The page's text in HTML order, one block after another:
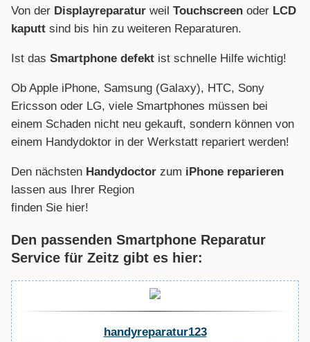
Von der Displayreparatur weil Touchscreen oder LCD
kaputt sind bis hin zu weiteren Reparaturen.
Ist das Smartphone defekt ist schnelle Hilfe wichtig!
Ob Apple iPhone, Samsung (Galaxy), HTC, Sony
Ericsson oder LG, viele Smartphones müssen bei
einem Schaden nicht neu gekauft, sondern können von
einem Handydoktor in der Werkstatt repariert werden!
Den nächsten Handydoctor zum iPhone reparieren
lassen aus Ihrer Region
finden Sie hier!
Den passenden Smartphone Reparatur
Service für Zeitz gibt es hier:
handyreparatur123